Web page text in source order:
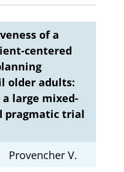
of a
centered
older adults:
large mixed-
pragmatic trial
Provencher V.